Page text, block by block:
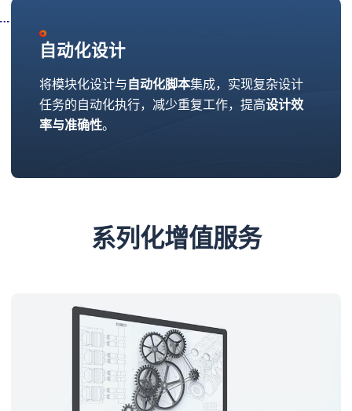
自动化设计
将模块化设计与 自动化脚本集成，实现复杂设计
任务的自动化执行，减少重复工作，提高设计效
率与准确性。
系列化增值服务